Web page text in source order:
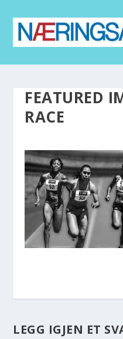
FEATURED
RACE
LEGG IGJEN ET